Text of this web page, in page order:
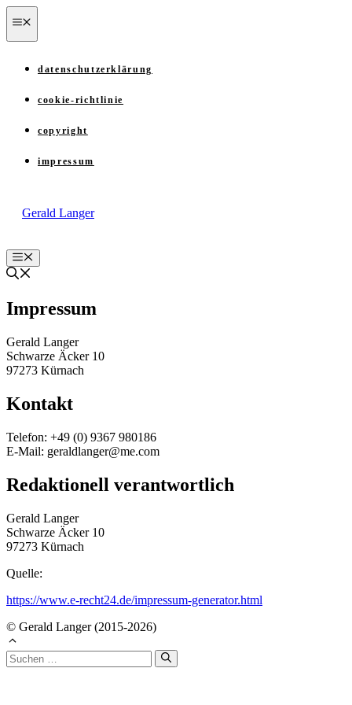
Zum
Inhalt
springen
datenschutzerklärung
cookie-richtlinie
copyright
impressum
Gerald Langer
Menü
Impressum
Gerald Langer
Schwarze Äcker 10
97273 Kürnach
Kontakt
Telefon: +49 (0) 9367 980186
E-Mail: geraldlanger@me.com
Redaktionell verantwortlich
Gerald Langer
Schwarze Äcker 10
97273 Kürnach
Quelle:
https://www.e-recht24.de/impressum-generator.html
© Gerald Langer (2015-2026)
Suchen
nach: